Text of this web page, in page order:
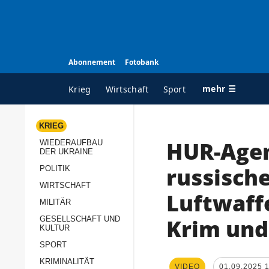
Abonnement Fotobank
Krieg Wirtschaft Sport mehr ☰
ALLE RUBRIKEN
Wiederaufbau der
Politik
Militär
KRIEG
WIEDERAUFBAU
DER UKRAINE
POLITIK
WIRTSCHAFT
MILITÄR
GESELLSCHAFT UND
KULTUR
SPORT
KRIMINALITÄT
HUR-
Krim
VIDEO 01.09.2025